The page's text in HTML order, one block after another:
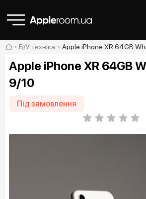
Б/У техніка Apple iPhone XR 64GB
Apple iPhone XR 64GB
9/10
Під замовлення